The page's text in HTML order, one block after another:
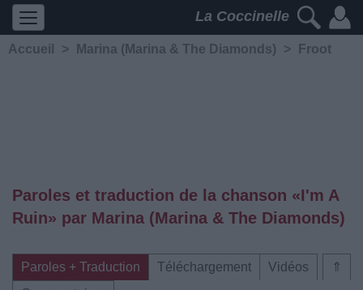
La Coccinelle
Accueil > Marina (Marina & The Diamonds) > Froot
Paroles et traduction de la chanson «I'm A
Ruin» par Marina (Marina & The Diamonds)
⇑
Paroles + Traduction Téléchargement
Vidéos